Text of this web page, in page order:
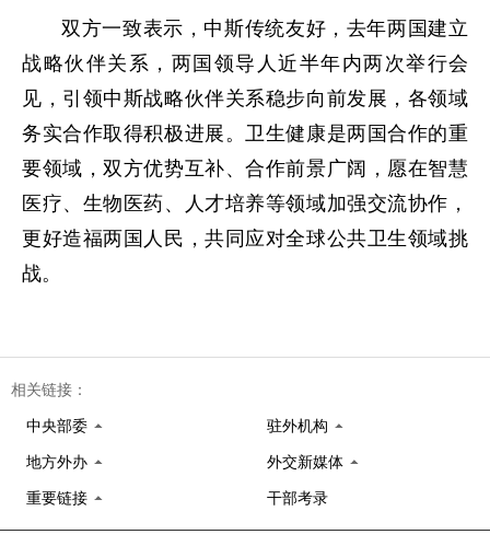
双方一致表示，中斯传统友好，去年两国建立
战略伙伴关系，两国领导人近半年内两次举行会
见，引领中斯战略伙伴关系稳步向前发展，各领域
务实合作取得积极进展。卫生健康是两国合作的重
要领域，双方优势互补、合作前景广阔，愿在智慧
医疗、生物医药、人才培养等领域加强交流协作，
更好造福两国人民，共同应对全球公共卫生领域挑
战。
相关链接：
中央部委 驻外机构
地方外办 外交新媒体
重要链接 干部考录